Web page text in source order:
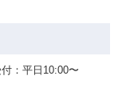
：平日10:00〜